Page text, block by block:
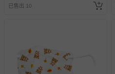
已售出 10